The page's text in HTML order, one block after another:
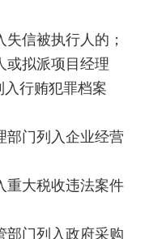
信被执行人的；
拟派项目经理
入行贿犯罪档案
门列入企业经营
大税收违法案件
门列入政府采购